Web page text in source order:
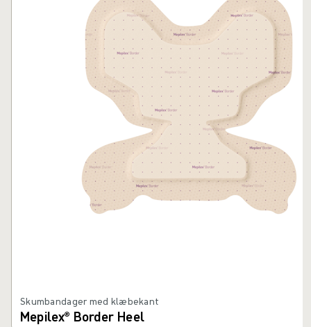
Skumbandager med klæbekant
Mepilex® Border Heel